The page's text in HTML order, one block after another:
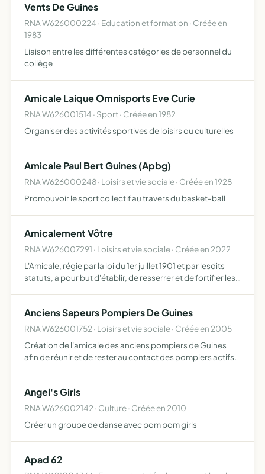
Vents De Guines
RNA W626000224 · Education et formation · Créée en
1983
Liaison entre les différentes catégories de personnel du
collège
Amicale Laique Omnisports Eve Curie
RNA W626001514 · Sport · Créée en 1982
Organiser des activités sportives de loisirs ou culturelles
Amicale Paul Bert Guines (Apbg)
RNA W626000248 · Loisirs et vie sociale · Créée en 1928
Promouvoir le sport collectif au travers du basket-ball
Amicalement Vôtre
RNA W626007291 · Loisirs et vie sociale · Créée en 2022
L'Amicale, régie par la loi du 1er juillet 1901 et par lesdits
statuts, a pour but d'établir, de resserrer et de fortifier les
Anciens Sapeurs Pompiers De Guines
RNA W626001752 · Loisirs et vie sociale · Créée en 2005
Création de l'amicale des anciens pompiers de Guines
afin de réunir et de rester au contact des pompiers actifs.
Angel's Girls
RNA W626002142 · Culture · Créée en 2010
Créer un groupe de danse avec pom pom girls
Apad 62